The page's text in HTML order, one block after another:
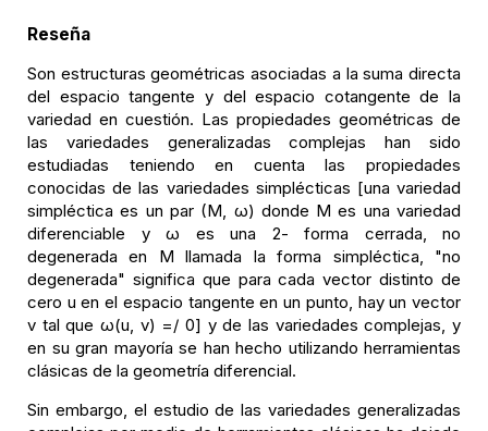
Reseña
Son estructuras geométricas asociadas a la suma directa
del espacio tangente y del espacio cotangente de la
variedad en cuestión. Las propiedades geométricas de
las variedades generalizadas complejas han sido
estudiadas teniendo en cuenta las propiedades
conocidas de las variedades simplécticas [una variedad
simpléctica es un par (M, ω) donde M es una variedad
diferenciable y ω es una 2- forma cerrada, no
degenerada en M llamada la forma simpléctica, "no
degenerada" significa que para cada vector distinto de
cero u en el espacio tangente en un punto, hay un vector
v tal que ω(u, v) =/ 0] y de las variedades complejas, y
en su gran mayoría se han hecho utilizando herramientas
clásicas de la geometría diferencial.
Sin embargo, el estudio de las variedades generalizadas